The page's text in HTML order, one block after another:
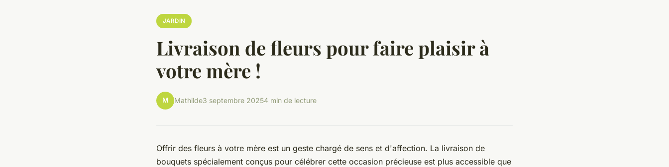
JARDIN
Livraison de fleurs pour faire plaisir à
votre mère !
M Mathilde3 septembre 20254 min de lecture
Offrir des fleurs à votre mère est un geste chargé de sens et d'affection. La livraison de
bouquets spécialement conçus pour célébrer cette occasion précieuse est plus accessible que